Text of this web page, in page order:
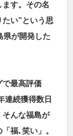
す。その名
い”という思
県が開発した
で最高評価
連続獲得数日
そんな福島が
福､笑い」。